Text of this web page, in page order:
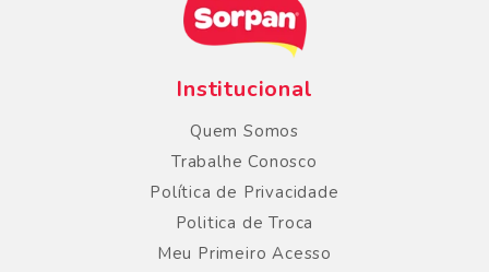
Institucional
Quem Somos
Trabalhe Conosco
Política de Privacidade
Politica de Troca
Meu Primeiro Acesso